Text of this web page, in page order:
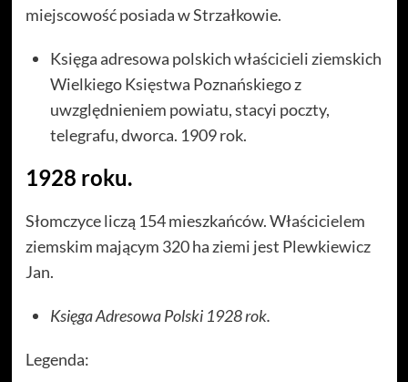
miejscowość posiada w Strzałkowie.
Księga adresowa polskich właścicieli ziemskich
Wielkiego Księstwa Poznańskiego z
uwzględnieniem powiatu, stacyi poczty,
telegrafu, dworca. 1909 rok.
1928 roku.
Słomczyce liczą 154 mieszkańców. Właścicielem
ziemskim mającym 320 ha ziemi jest Plewkiewicz
Jan.
Księga Adresowa Polski 1928 rok.
Legenda: